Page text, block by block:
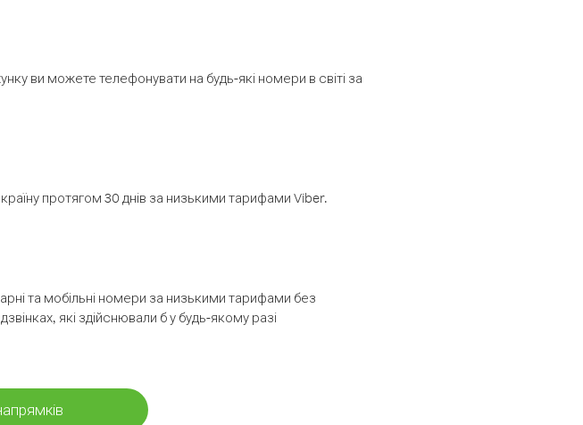
ви можете телефонувати на будь-які номери в світі за
протягом 30 днів за низькими тарифами Viber.
та мобільні номери за низькими тарифами без
які здійснювали б у будь-якому разі